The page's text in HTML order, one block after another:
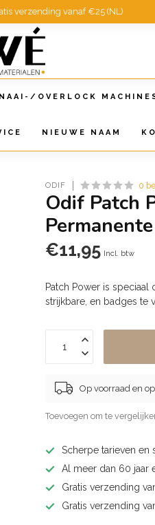
verzending vanaf €25 (NL)
NAAI-/OVERLOCK
NIEUWE NAAM
ODIF 0
Odif Patch
€11,95 Incl. btw
Patch Power is
strijkbare, en badges te
Op voorraad en
Toevoegen om te
Scherpe tarieven en
Al meer dan 60 jaar
Gratis verzending
Gratis verzending